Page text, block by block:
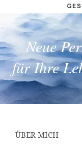
Neue
für Ihre
ÜBER MICH